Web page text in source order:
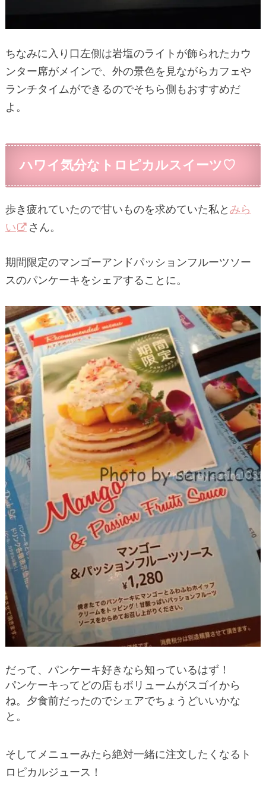
ちなみに入り口左側は岩塩のライトが飾られたカウ
ンター席がメインで、外の景色を見ながらカフェや
ランチタイムができるのでそちら側もおすすめだ
よ。
ハワイ気分なトロピカルスイーツ♡
歩き疲れていたので甘いものを求めていた私と みら
い
さん。
期間限定のマンゴーアンドパッションフルーツソー
スのパンケーキをシェアすることに。
だって、パンケーキ好きなら知っているはず！
パンケーキってどの店もボリュームがスゴイから
ね。夕食前だったのでシェアでちょうどいいかな
と。
そしてメニューみたら絶対一緒に注文したくなるト
ロピカルジュース！